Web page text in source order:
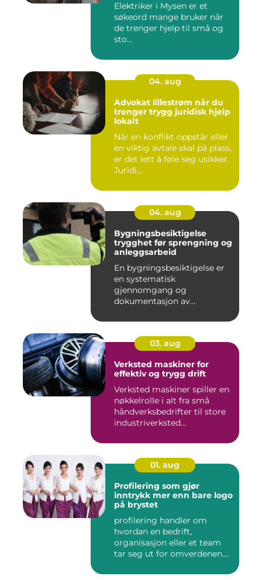
Elektriker i Mysen er et
søkeord mange bruker når
de trenger hjelp til små og
sto...
04. aug
Advokat lillestrøm når du
trenger trygg juridisk hjelp
lokalt
Når en konflikt oppstår eller
en viktig avtale skal på plass,
er det lett å føle seg usikker.
Juridi...
04. aug
Bygningsbesiktigelse
trygghet før sprengning og
anleggsarbeid
En bygningsbesiktigelse er
en systematisk
gjennomgang og
dokumentasjon av
konstruksjone...
03. aug
Verksted maskiner for
effektiv og trygg drift
Verksted maskiner spiller en
nøkkelrolle i alt fra små
håndverksbedrifter til store
industriverksted...
01. aug
Profilering som gjør
inntrykk mer enn bare logo
på brystet
profilering handler om
hvordan en bedrift,
organisasjon eller et team
tar seg ut for omverdenen.